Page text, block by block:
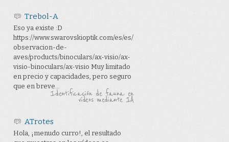
Trebol-A
Eso ya existe :D
https://www.swarovskioptik.com/es/es/
observacion-de-
aves/products/binoculars/ax-visio/ax-
visio-binoculars/ax-visio Muy limitado
en precio y capacidades, pero seguro
que en breve...
Identificación de fauna en
vídeos mediante IA
ATrotes
Hola, ¡menudo curro!, el resultado